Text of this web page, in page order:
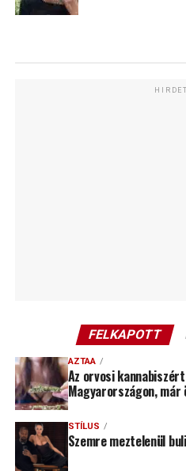
FELKAPOTT
AZTAA
Az orvosi
Magyarországon,
STÍLUS
Szemre meztelenül